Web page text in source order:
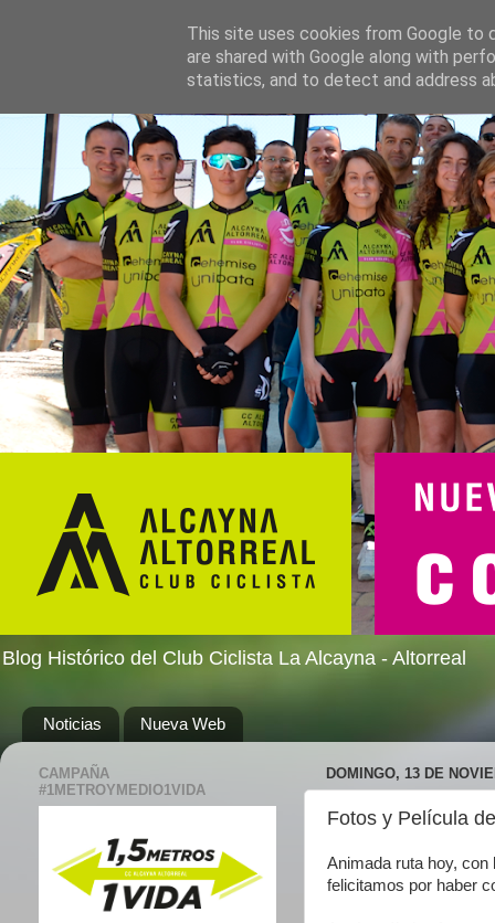
Blog Histórico del Club Ciclista La Alcayna - Altorreal
Noticias Nueva Web
DOMINGO, 13 DE
Fotos y Película
Animada ruta hoy, con
felicitamos por haber
CAMPAÑA
#1METROYMEDIO1VIDA
This site uses cookies from Google to
are shared with Google along with
statistics, and to detect and address